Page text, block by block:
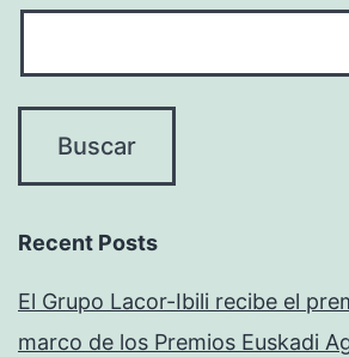
Recent Posts
El Grupo Lacor-Ibili recibe el
marco de los Premios Euskadi